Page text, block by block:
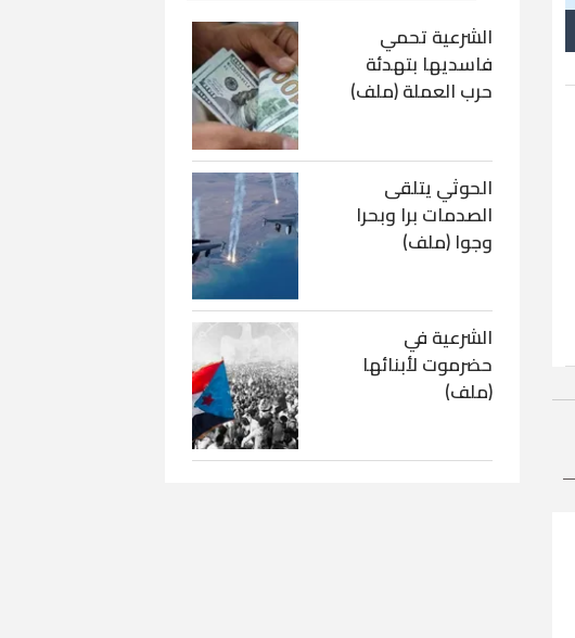
الشرعية تحمي
فاسديها بتهدئة
حرب العملة (ملف)
الحوثي يتلقى
الصدمات برا وبحرا
وجوا (ملف)
الشرعية في
حضرموت لأبنائها
(ملف)